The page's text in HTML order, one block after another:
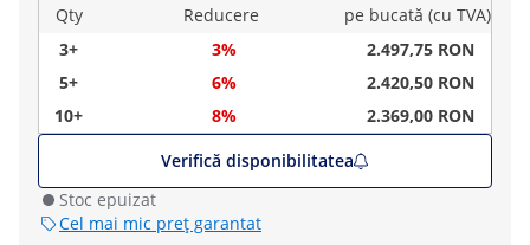
Qty
Reducere
pe bucată (cu TVA)
3+
3%
2.497,75 RON
5+
6%
2.420,50 RON
10+
8%
2.369,00 RON
Verifică disponibilitatea
Stoc epuizat
Cel mai mic preț garantat